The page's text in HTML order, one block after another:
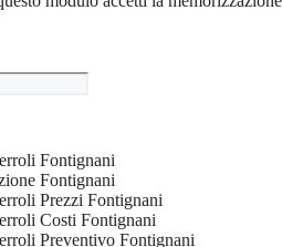
Fontignani
Fontignani
Prezzi Fontignani
Costi Fontignani
Preventivo Fontignani